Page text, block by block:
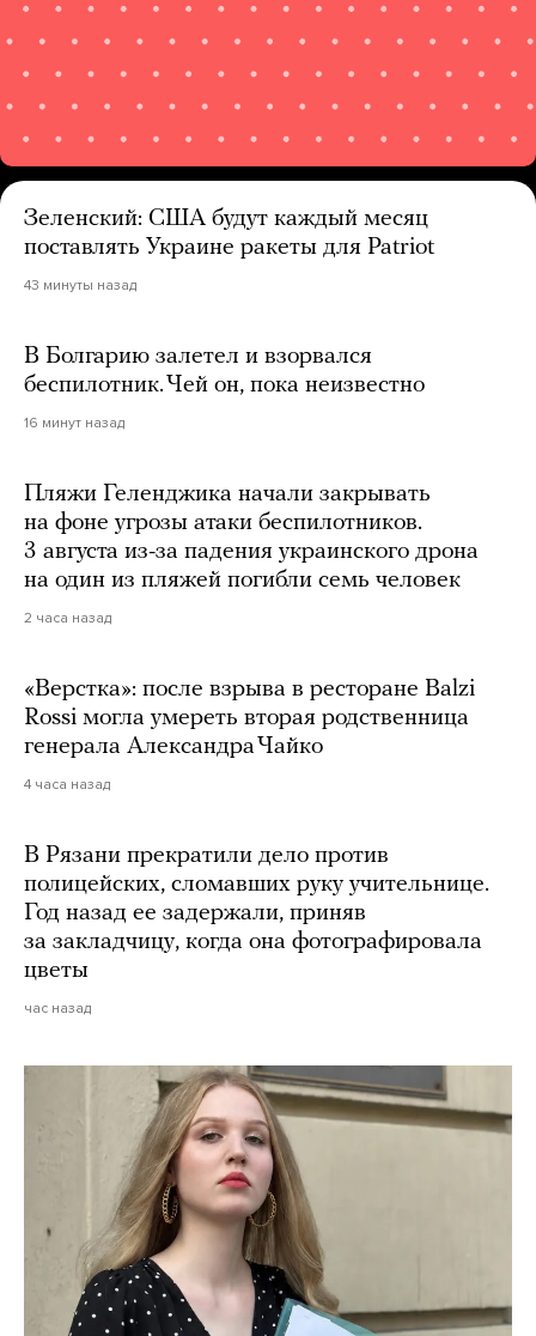
Зеленский: США будут каждый месяц
поставлять Украине ракеты для Patriot
43 минуты назад
В Болгарию залетел и взорвался
беспилотник. Чей он, пока неизвестно
16 минут назад
Пляжи Геленджика начали закрывать
на фоне угрозы атаки беспилотников.
3 августа из-за падения украинского дрона
на один из пляжей погибли семь человек
2 часа назад
«Верстка»: после взрыва в ресторане Balzi
Rossi могла умереть вторая родственница
генерала Александра Чайко
4 часа назад
В Рязани прекратили дело против
полицейских, сломавших руку учительнице.
Год назад ее задержали, приняв
за закладчицу, когда она фотографировала
цветы
час назад